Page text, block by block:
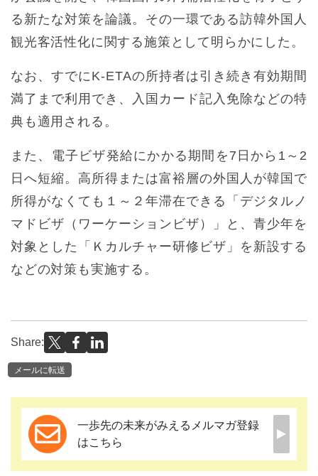
る新たな対策を論議。その一環である訪韓外国人
観光客活性化に関する施策として明らかにした。
なお、すでにK-ETAの所持者は引き続き有効期間
満了まで利用でき、入国カード記入免除などの特
典も適用される。
また、電子ビザ発給にかかる期間を7日から1～2
日へ短縮。高所得または富裕層の外国人が韓国で
所得がなくても１～２年滞在できる「デジタルノ
マドビザ（ワーケーションビザ）」と、青少年を
対象とした「Ｋカルチャー研修ビザ」を新設する
などの対策も実施する。
Share:
メールに転送
一歩先の未来がみえるメルマガ登録
はこちら